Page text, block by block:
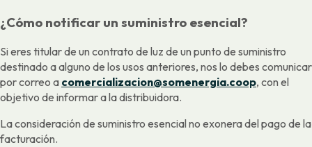
¿Cómo notificar un suministro esencial?
Si eres titular de un contrato de luz de un punto de suministro
destinado a alguno de los usos anteriores, nos lo debes comunicar
por correo a comercializacion@somenergia.coop, con el
objetivo de informar a la distribuidora.
La consideración de suministro esencial no exonera del pago de la
facturación.